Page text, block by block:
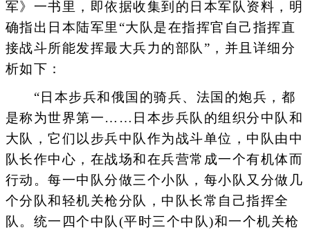
军》一书里，即依据收集到的日本军队资料，明
确指出日本陆军里“大队是在指挥官自己指挥直
接战斗所能发挥最大兵力的部队”，并且详细分
析如下：
“日本步兵和俄国的骑兵、法国的炮兵，都
是称为世界第一……日本步兵队的组织分中队和
大队，它们以步兵中队作为战斗单位，中队由中
队长作中心，在战场和在兵营常成一个有机体而
行动。每一中队分做三个小队，每小队又分做几
个分队和轻机关枪分队，中队长常自己指挥全
队。统一四个中队(平时三个中队)和一个机关枪